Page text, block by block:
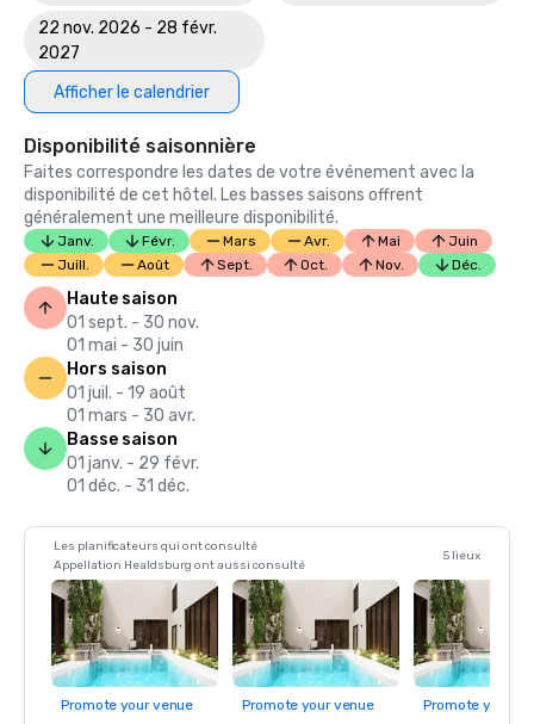
22 nov. 2026 - 28 févr.
2027
Afficher le calendrier
Disponibilité saisonnière
Faites correspondre les dates de votre événement avec la
disponibilité de cet hôtel. Les basses saisons offrent
généralement une meilleure disponibilité.
Janv. Févr. Mars Avr. Mai
Juin
Juill.
Août Sept. Oct. Nov. Déc.
Haute saison
01 sept. - 30 nov.
01 mai - 30 juin
Hors saison
01 juil. - 19 août
01 mars - 30 avr.
Basse saison
01 janv. - 29 févr.
01 déc. - 31 déc.
Les planificateurs qui ont consulté
Appellation Healdsburg ont aussi consulté
5 lieux
Promote your venue Promote your venue Promote your